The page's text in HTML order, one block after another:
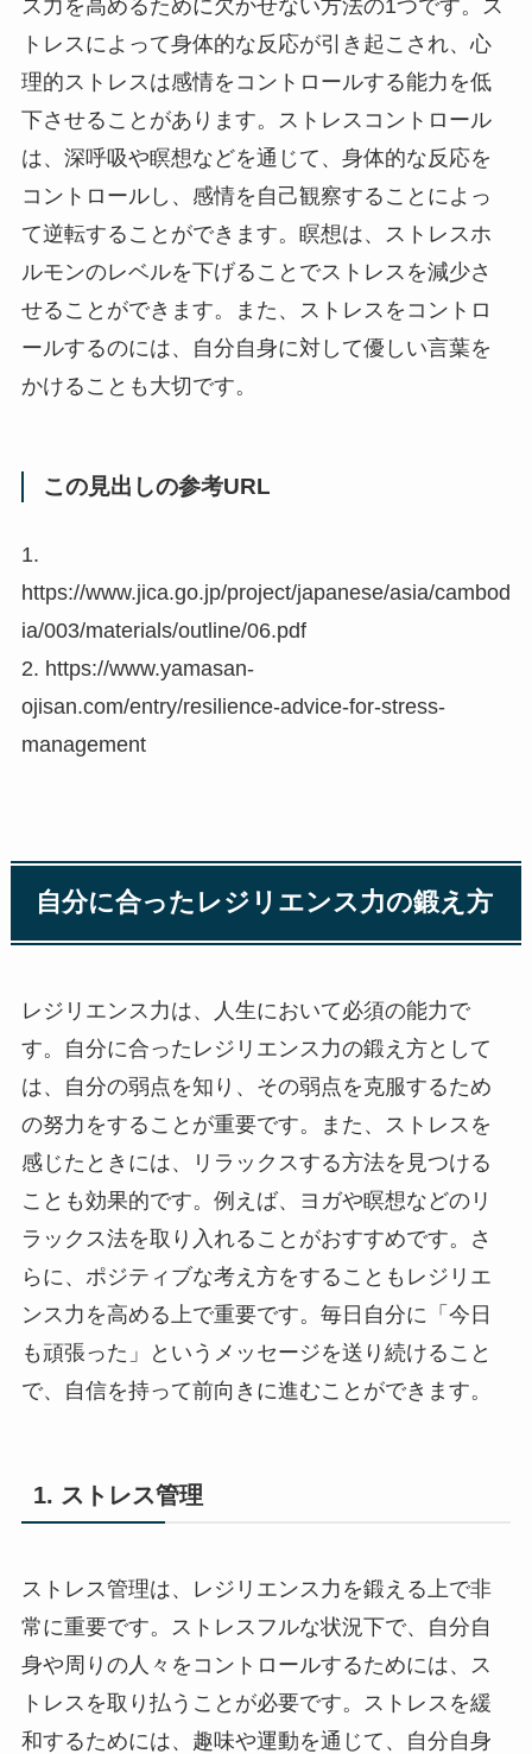
ス力を高めるために欠かせない方法の1つです。ス
トレスによって身体的な反応が引き起こされ、心
理的ストレスは感情をコントロールする能力を低
下させることがあります。ストレスコントロール
は、深呼吸や瞑想などを通じて、身体的な反応を
コントロールし、感情を自己観察することによっ
て逆転することができます。瞑想は、ストレスホ
ルモンのレベルを下げることでストレスを減少さ
せることができます。また、ストレスをコントロ
ールするのには、自分自身に対して優しい言葉を
かけることも大切です。
この見出しの参考URL
1.
https://www.jica.go.jp/project/japanese/asia/cambod
ia/003/materials/outline/06.pdf
2. https://www.yamasan-
ojisan.com/entry/resilience-advice-for-stress-
management
自分に合ったレジリエンス力の鍛え方
レジリエンス力は、人生において必須の能力で
す。自分に合ったレジリエンス力の鍛え方として
は、自分の弱点を知り、その弱点を克服するため
の努力をすることが重要です。また、ストレスを
感じたときには、リラックスする方法を見つける
ことも効果的です。例えば、ヨガや瞑想などのリ
ラックス法を取り入れることがおすすめです。さ
らに、ポジティブな考え方をすることもレジリエ
ンス力を高める上で重要です。毎日自分に「今日
も頑張った」というメッセージを送り続けること
で、自信を持って前向きに進むことができます。
1. ストレス管理
ストレス管理は、レジリエンス力を鍛える上で非
常に重要です。ストレスフルな状況下で、自分自
身や周りの人々をコントロールするためには、ス
トレスを取り払うことが必要です。ストレスを緩
和するためには、趣味や運動を通じて、自分自身